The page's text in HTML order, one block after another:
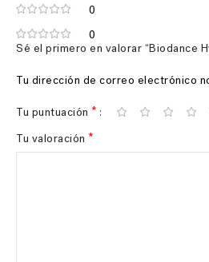
0
0
Sé el primero en valorar “Biodance
Tu dirección de correo electrónico
Tu puntuación *
Tu valoración *